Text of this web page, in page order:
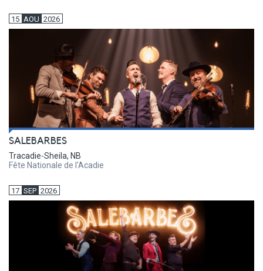
15 AOU 2026
SALEBARBES
Tracadie-Sheila, NB
Fête Nationale de l'Acadie
17 SEP 2026